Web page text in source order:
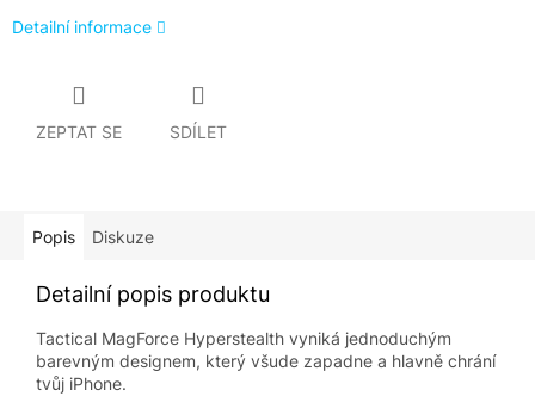
Detailní informace
ZEPTAT SE SDÍLET
Popis Diskuze
Detailní popis produktu
Tactical MagForce Hyperstealth vyniká jednoduchým
barevným designem, který všude zapadne a hlavně chrání
tvůj iPhone.